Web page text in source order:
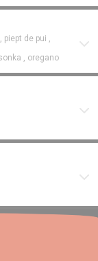
de pui ,
, oregano